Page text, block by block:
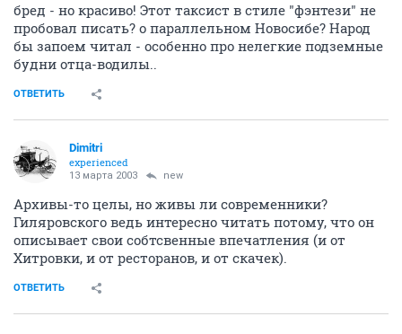
бред - но красиво! Этот таксист в стиле "фэнтези" не
пробовал писать? о параллельном Новосибе? Народ
бы запоем читал - особенно про нелегкие подземные
будни отца-водилы..
ОТВЕТИТЬ
Dimitri
experienced
13 марта 2003 new
Архивы-то целы, но живы ли современники?
Гиляровского ведь интересно читать потому, что он
описывает свои собтсвенные впечатления (и от
Хитровки, и от ресторанов, и от скачек).
ОТВЕТИТЬ